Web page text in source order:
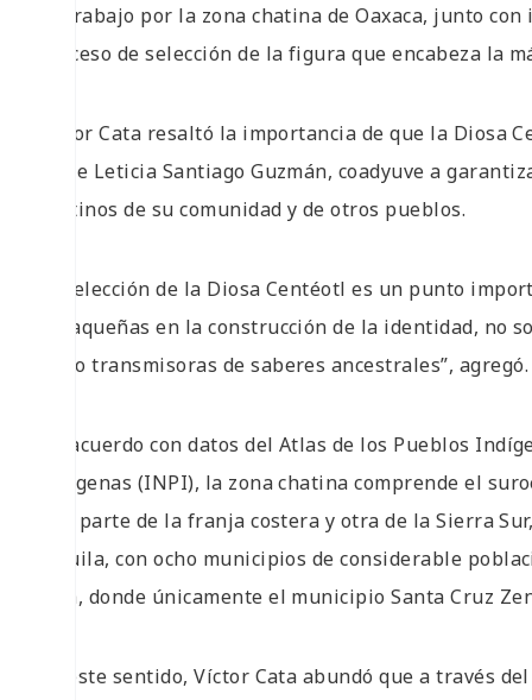
de trabajo por la zona chatina de Oaxaca, junto
proceso de selección de la figura que encabeza la
Víctor Cata resaltó la importancia de que la Diosa
y que Leticia Santiago Guzmán, coadyuve a
chatinos de su comunidad y de otros pueblos.
“La elección de la Diosa Centéotl es un punto
oaxaqueñas en la construcción de la identidad, no
como transmisoras de saberes ancestrales”,
De acuerdo con datos del Atlas de los Pueblos
Indígenas (INPI), la zona chatina comprende el
una parte de la franja costera y otra de la Sierra
Juquila, con ocho municipios de considerable
Sola, donde únicamente el municipio Santa Cruz
En este sentido, Víctor Cata abundó que a través